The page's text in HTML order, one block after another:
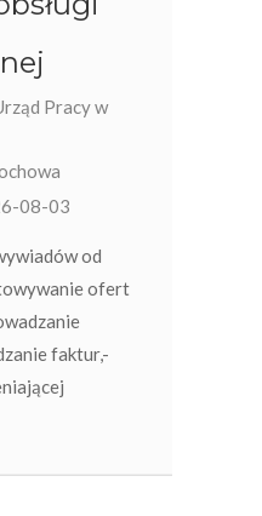
Pracy w
08-03
od
ofert
faktur,-